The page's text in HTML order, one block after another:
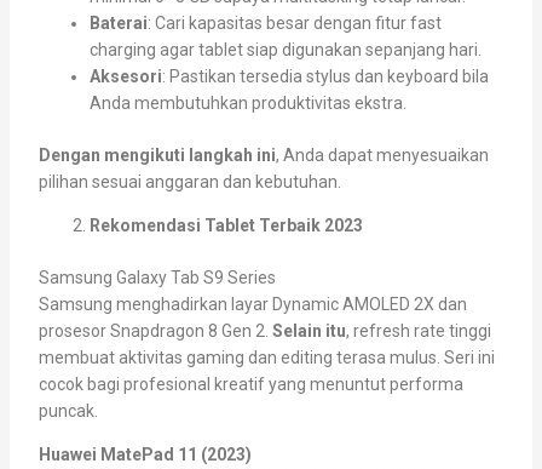
Baterai: Cari kapasitas besar dengan fitur fast
charging agar tablet siap digunakan sepanjang hari.
Aksesori: Pastikan tersedia stylus dan keyboard bila
Anda membutuhkan produktivitas ekstra.
Dengan mengikuti langkah ini, Anda dapat menyesuaikan
pilihan sesuai anggaran dan kebutuhan.
Rekomendasi Tablet Terbaik 2023
Samsung Galaxy Tab S9 Series
Samsung menghadirkan layar Dynamic AMOLED 2X dan
prosesor Snapdragon 8 Gen 2. Selain itu, refresh rate tinggi
membuat aktivitas gaming dan editing terasa mulus. Seri ini
cocok bagi profesional kreatif yang menuntut performa
puncak.
Huawei MatePad 11 (2023)